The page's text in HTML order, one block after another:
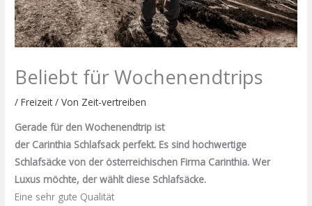
Beliebt für Wochenendtrips
/Freizeit/ Von Zeit-vertreiben
Gerade für den Wochenendtrip ist
der Carinthia Schlafsack perfekt. Es sind hochwertige
Schlafsäcke von der österreichischen Firma Carinthia. Wer
Luxus möchte, der wählt diese Schlafsäcke.
Eine sehr gute Qualität